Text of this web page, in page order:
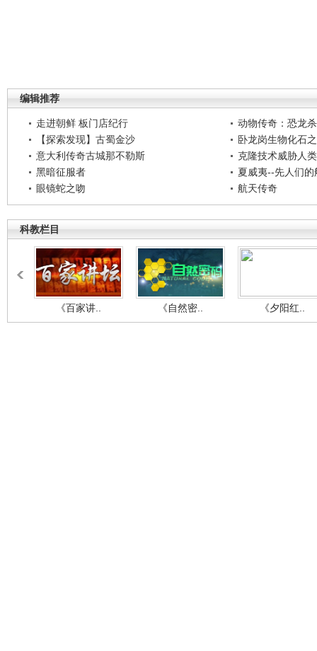
编辑推荐
走进朝鲜 板门店纪行
动物传奇：恐龙
【探索发现】古蜀金沙
卧龙岗生物化石
意大利传奇古城那不勒斯
克隆技术威胁人
黑暗征服者
夏威夷--先人们的
眼镜蛇之吻
航天传奇
科教栏目
《百家讲.. 《自然密.. 《夕阳红..